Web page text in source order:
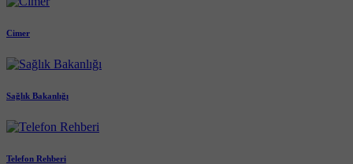
Cimer
Sağlık Bakanlığı
Telefon Rehberi